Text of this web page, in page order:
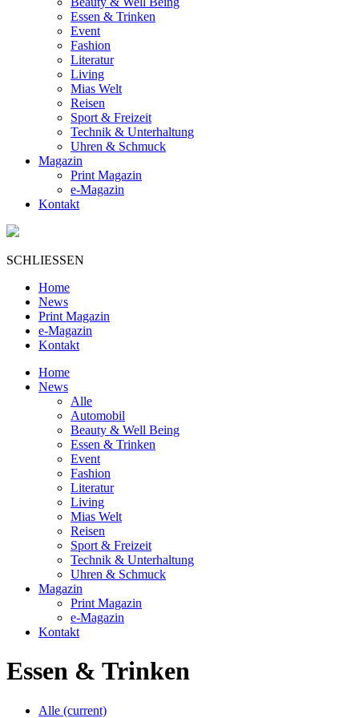
Essen & Trinken
Event
Fashion
Literatur
Living
Mias Welt
Reisen
Sport & Freizeit
Technik & Unterhaltung
Uhren & Schmuck
Magazin
Print Magazin
e-Magazin
Kontakt
SCHLIESSEN
Home
News
Print Magazin
e-Magazin
Kontakt
Home
News
Alle
Automobil
Beauty & Well Being
Essen & Trinken
Event
Fashion
Literatur
Living
Mias Welt
Reisen
Sport & Freizeit
Technik & Unterhaltung
Uhren & Schmuck
Magazin
Print Magazin
e-Magazin
Kontakt
Essen & Trinken
Alle (current)